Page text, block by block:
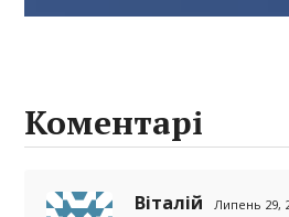
Коментарі
Віталій Липень 29,